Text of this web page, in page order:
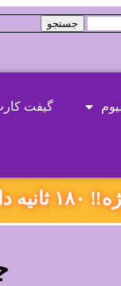
جستجو
گیفت
ویژه بگیر!